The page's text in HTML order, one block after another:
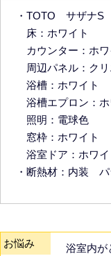
・TOTO サザナS
床：ホワイト
カウンター：ホワ
周辺パネル：クリ
浴槽：ホワイト
浴槽エプロン：ホ
照明：電球色
窓枠：ホワイト
浴室ドア：ホワイ
・断熱材：内装 パ
お悩み
浴室内が